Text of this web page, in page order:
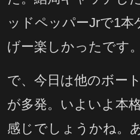
ッドペッパーJrで1
げー楽しかったです。
で、今日は他のボー
が多発。いよいよ本
感じでしょうかね。